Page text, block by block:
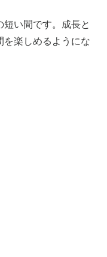
い間です。成長と
を楽しめるようにな